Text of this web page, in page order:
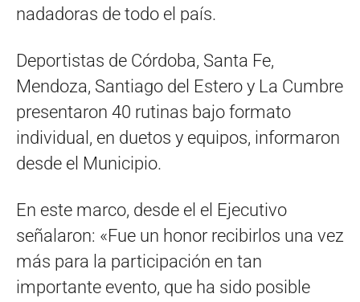
nadadoras de todo el país.
Deportistas de Córdoba, Santa Fe,
Mendoza, Santiago del Estero y La Cumbre
presentaron 40 rutinas bajo formato
individual, en duetos y equipos, informaron
desde el Municipio.
En este marco, desde el el Ejecutivo
señalaron: «Fue un honor recibirlos una vez
más para la participación en tan
importante evento, que ha sido posible